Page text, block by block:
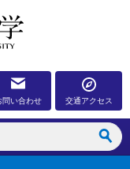
問い合わせ 交通アクセス